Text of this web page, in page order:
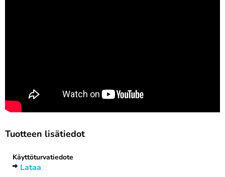
Tuotteen lisätiedot
Käyttöturvatiedote
Lataa